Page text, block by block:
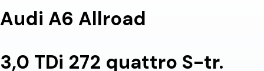
Audi A6 Allroad
3,0 TDi 272 quattro S-tr.